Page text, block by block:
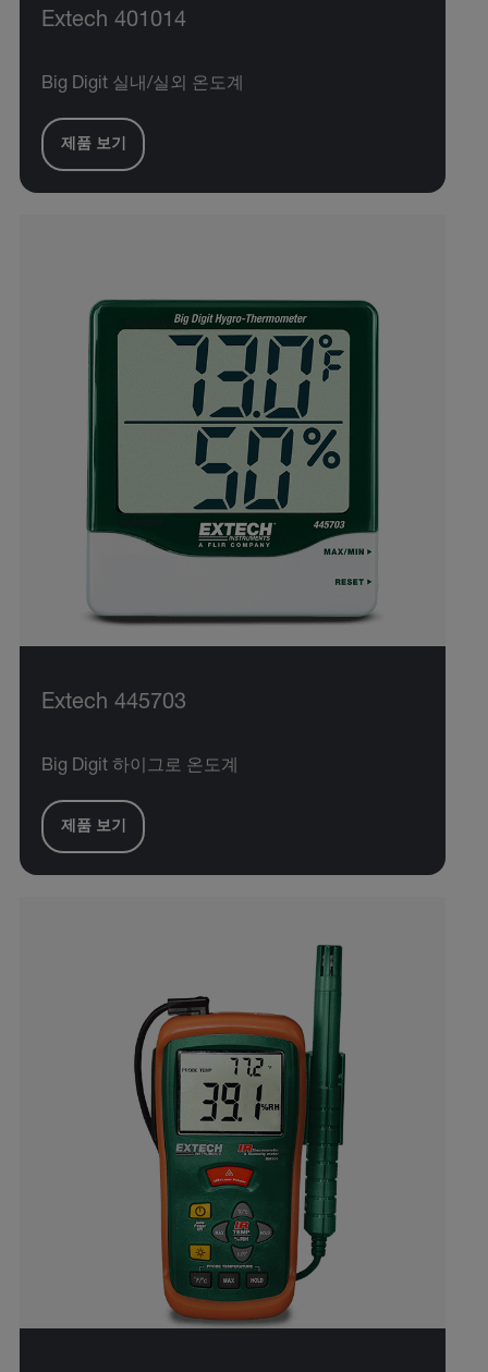
Extech 401014
Big Digit 실내/실외 온도계
제품 보기
Extech 445703
Big Digit 하이그로 온도계
제품 보기